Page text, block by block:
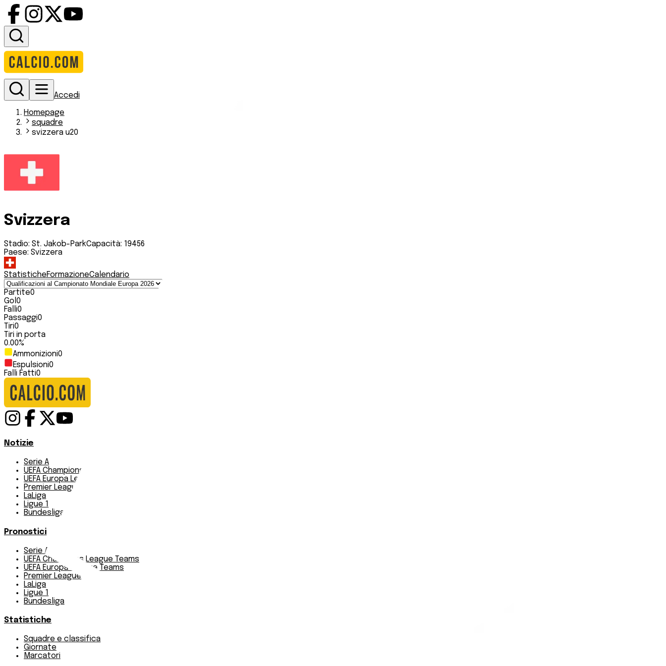
Accedi
Homepage
squadre
svizzera u20
Svizzera
Stadio: St. Jakob-ParkCapacità: 19456
Paese: Svizzera
StatisticheFormazioneCalendario
Partite0
Gol 0
Falli0
Passaggi0
Tiri0
Tiri in porta
0.00%
Ammonizioni0
Espulsioni0
Falli Fatti0
Notizie
Serie A
UEFA Champions League Teams
UEFA Europa League Teams
Premier League
LaLiga
Ligue 1
Bundesliga
Pronostici
Serie A
UEFA Champions League Teams
UEFA Europa League Teams
Premier League
LaLiga
Ligue 1
Bundesliga
Statistiche
Squadre e classifica
Giornate
Marcatori